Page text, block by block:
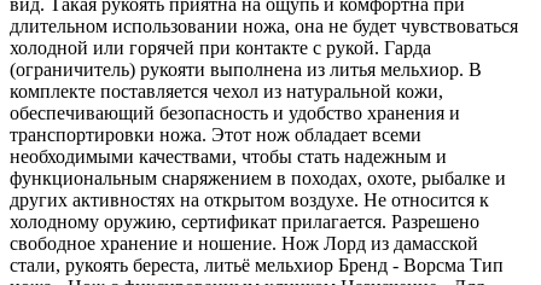
длительном использовании ножа, она не будет чувствоваться
холодной или горячей при контакте с рукой. Гарда
(ограничитель) рукояти выполнена из литья мельхиор. В
комплекте поставляется чехол из натуральной кожи,
обеспечивающий безопасность и удобство хранения и
транспортировки ножа. Этот нож обладает всеми
необходимыми качествами, чтобы стать надежным и
функциональным снаряжением в походах, охоте, рыбалке и
других активностях на открытом воздухе. Не относится к
холодному оружию, сертификат прилагается. Разрешено
свободное хранение и ношение. Нож Лорд из дамасской
стали, рукоять береста, литьё мельхиор Бренд - Ворсма Тип